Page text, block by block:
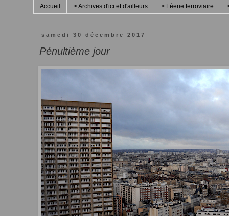
Accueil > Archives d'ici et d'ailleurs > Féerie ferroviaire
samedi 30 décembre 2017
Pénultième jour